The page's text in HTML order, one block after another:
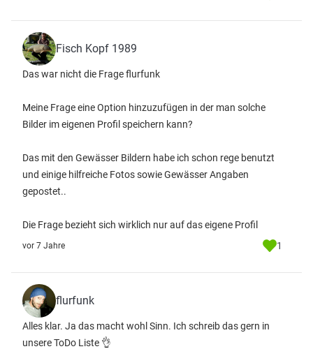
Fisch Kopf 1989
Das war nicht die Frage flurfunk
Meine Frage eine Option hinzuzufügen in der man solche
Bilder im eigenen Profil speichern kann?
Das mit den Gewässer Bildern habe ich schon rege benutzt
und einige hilfreiche Fotos sowie Gewässer Angaben
gepostet..
Die Frage bezieht sich wirklich nur auf das eigene Profil
vor 7 Jahre 1
flurfunk
Alles klar. Ja das macht wohl Sinn. Ich schreib das gern in
unsere ToDo Liste 👌